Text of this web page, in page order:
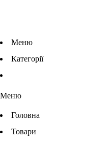
Меню
Категорії
Меню
Головна
Товари